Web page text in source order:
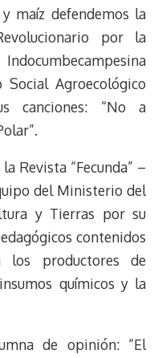
maíz defendemos la
por la
Agroecológico
canciones: “No a
Revista “Fecunda” –
del Ministerio del
y Tierras por su
contenidos
los productores de
químicos y la
de opinión: “El